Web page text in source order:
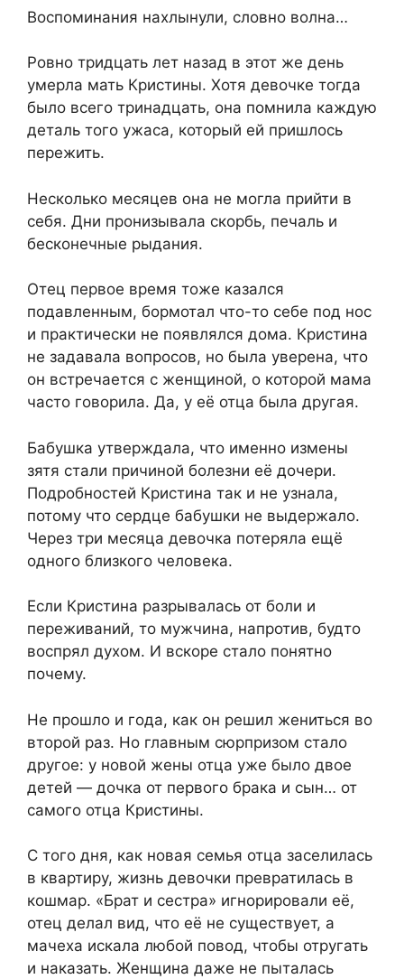
Воспоминания нахлынули, словно волна…
Ровно тридцать лет назад в этот же день
умерла мать Кристины. Хотя девочке тогда
было всего тринадцать, она помнила каждую
деталь того ужаса, который ей пришлось
пережить.
Несколько месяцев она не могла прийти в
себя. Дни пронизывала скорбь, печаль и
бесконечные рыдания.
Отец первое время тоже казался
подавленным, бормотал что-то себе под нос
и практически не появлялся дома. Кристина
не задавала вопросов, но была уверена, что
он встречается с женщиной, о которой мама
часто говорила. Да, у её отца была другая.
Бабушка утверждала, что именно измены
зятя стали причиной болезни её дочери.
Подробностей Кристина так и не узнала,
потому что сердце бабушки не выдержало.
Через три месяца девочка потеряла ещё
одного близкого человека.
Если Кристина разрывалась от боли и
переживаний, то мужчина, напротив, будто
воспрял духом. И вскоре стало понятно
почему.
Не прошло и года, как он решил жениться во
второй раз. Но главным сюрпризом стало
другое: у новой жены отца уже было двое
детей — дочка от первого брака и сын… от
самого отца Кристины.
С того дня, как новая семья отца заселилась
в квартиру, жизнь девочки превратилась в
кошмар. «Брат и сестра» игнорировали её,
отец делал вид, что её не существует, а
мачеха искала любой повод, чтобы отругать
и наказать. Женщина даже не пыталась